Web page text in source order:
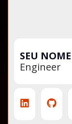
SEU NOME
Engineer